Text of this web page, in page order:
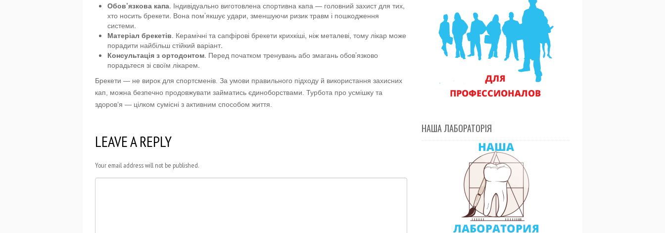
Обов’язкова капа. Індивідуально виготовлена спортивна капа — головний захист для тих,
хто носить брекети. Вона пом’якшує удари, зменшуючи ризик травм і пошкодження
системи.
Матеріал брекетів. Керамічні та сапфірові брекети крихкіші, ніж металеві, тому лікар може
порадити найбільш стійкий варіант.
Консультація з ортодонтом. Перед початком тренувань або змагань обов’язково
порадьтеся зі своїм лікарем.
Брекети — не вирок для спортсменів. За умови правильного підходу й використання захисних
кап, можна безпечно продовжувати займатись єдиноборствами. Турбота про усмішку та
здоров’я — цілком сумісні з активним способом життя.
LEAVE A REPLY
Your email address will not be published.
НАША ЛАБОРАТОРІЯ